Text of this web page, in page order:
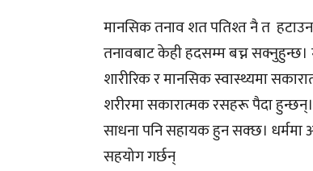
मानसिक तनाव शत पतिश्त नै त
तनावबाट केही हदसम्म बच्न सक्नुहुन्छ।
शारीरिक र मानसिक स्वास्थ्यमा
शरीरमा सकारात्मक रसहरू पैदा
साधना पनि सहायक हुन सक्छ।
सहयोग गर्छन्